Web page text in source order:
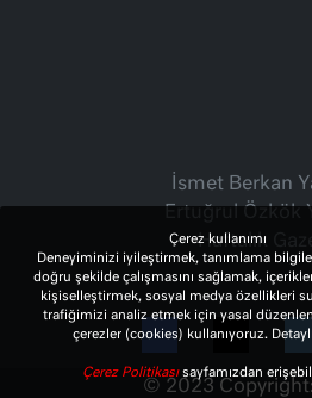
İsmet Berkan
Haftalık
© 2023 Copyright:
Çerez kullanımı
Deneyiminizi iyileştirmek, tanımlama
doğru şekilde çalışmasını sağlamak,
kişiselleştirmek, sosyal medya özellikleri
trafiğimizi analiz etmek için yasal
çerezler (cookies) kullanıyoruz.
Çerez Politikasısayfamızdan